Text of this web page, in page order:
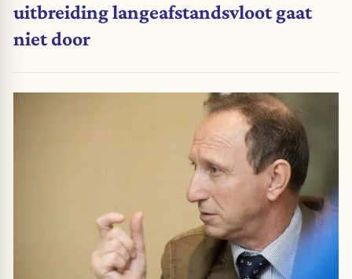
uitbreiding langeafstandsvloot gaat
niet door